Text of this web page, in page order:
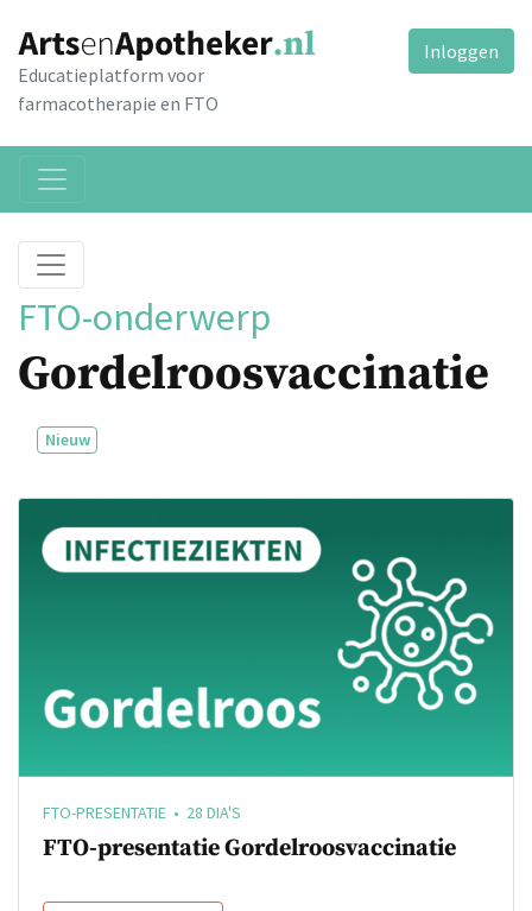
Educatieplatform voor
farmacotherapie en FTO
Inloggen
FTO-onderwerp
Gordelroosvaccinatie
Nieuw
FTO-PRESENTATIE • 28 DIA'S
FTO-presentatie Gordelroosvaccinatie